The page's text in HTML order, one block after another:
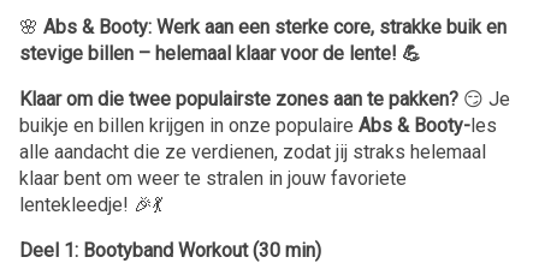
🌸 Abs & Booty: Werk aan een sterke core, strakke buik en
stevige billen – helemaal klaar voor de lente! 💪
Klaar om die twee populairste zones aan te pakken? 😏 Je
buikje en billen krijgen in onze populaire Abs & Booty-les
alle aandacht die ze verdienen, zodat jij straks helemaal
klaar bent om weer te stralen in jouw favoriete
lentekleedje! 🎉💃
Deel 1: Bootyband Workout (30 min)